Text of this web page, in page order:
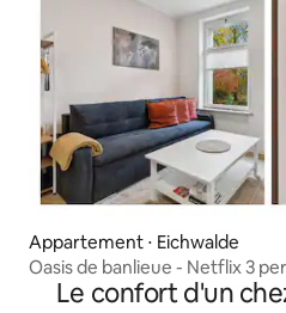
Appartement ⋅ Eichwalde
Oasis de banlieue - Netflix 3
BER.Le confort d'un